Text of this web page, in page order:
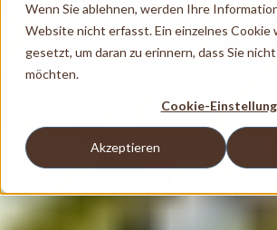
Wenn Sie ablehnen, werden Ihre
Website nicht erfasst. Ein einzelnes Cookie
gesetzt, um daran zu erinnern, dass Sie
möchten.
Cookie-
Akzeptieren